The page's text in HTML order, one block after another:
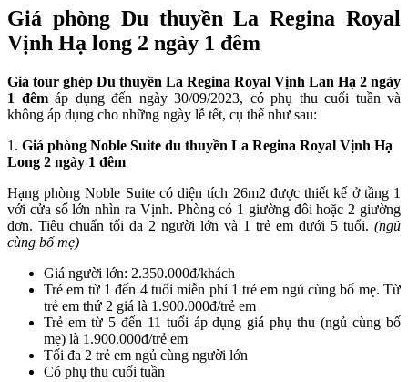
Giá phòng Du thuyền La Regina Royal
Vịnh Hạ long 2 ngày 1 đêm
Giá tour ghép Du thuyền La Regina Royal Vịnh Lan Hạ 2 ngày
1 đêmáp dụng đến ngày 30/09/2023, có phụ thu cuối tuần và
không áp dụng cho những ngày lễ tết, cụ thể như sau:
1. Giá phòng Noble Suite du thuyền La Regina Royal Vịnh Hạ
Long 2 ngày 1 đêm
Hạng phòng Noble Suite có diện tích 26m2 được thiết kế ở tầng 1
với cửa sổ lớn nhìn ra Vịnh. Phòng có 1 giường đôi hoặc 2 giường
đơn. Tiêu chuẩn tối đa 2 người lớn và 1 trẻ em dưới 5 tuổi. (ngủ
cùng bố mẹ)
Giá người lớn: 2.350.000đ/khách
Trẻ em từ 1 đến 4 tuổi miễn phí 1 trẻ em ngủ cùng bố mẹ. Từ
trẻ em thứ 2 giá là 1.900.000đ/trẻ em
Trẻ em từ 5 đến 11 tuổi áp dụng giá phụ thu (ngủ cùng bố
mẹ) là 1.900.000đ/trẻ em
Tối đa 2 trẻ em ngủ cùng người lớn
Có phụ thu cuối tuần